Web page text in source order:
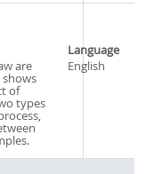
Language
are
of
types
English